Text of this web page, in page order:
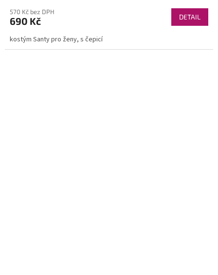
570 Kč bez DPH
690 Kč DETAIL
kostým Santy pro ženy, s čepicí